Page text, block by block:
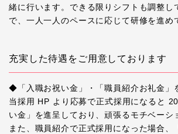
緒に行います。できる限りシフトも調整し
で、一人一人のペースに応じて研修を進め
充実した待遇をご用意しております
◆「入職お祝い金」・「職員紹介お礼金
当採用 HP より応募で正式採用になると
い金」を進呈しており、頑張るモチベーシ
また、職員紹介で正式採用になった場合、